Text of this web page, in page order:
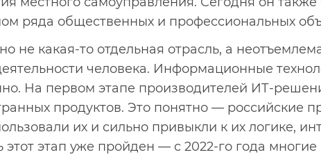
ряда общественных и профессиональных
не какая-то отдельная отрасль, а
человека. Информационные
На первом этапе производителей ИТ-
продуктов. Это понятно — российские
их и сильно привыкли к их логике,
этот этап уже пройден — с 2022-го года